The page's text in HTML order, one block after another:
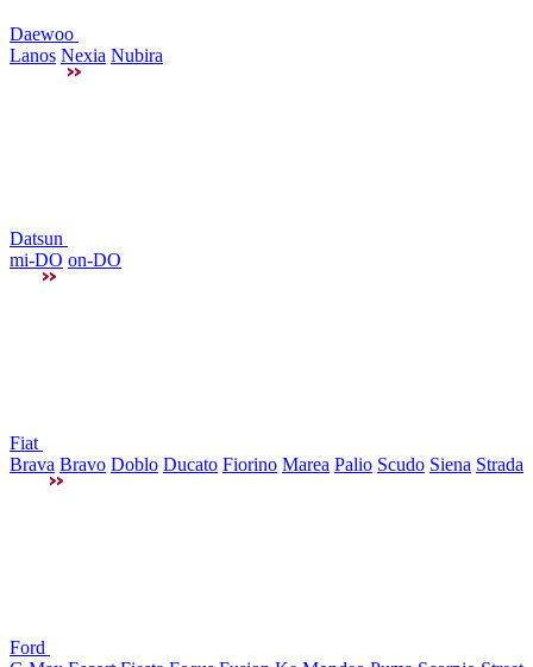
Daewoo
Lanos Nexia Nubira
Datsun
mi-DO on-DO
Fiat
Brava Bravo Doblo Ducato Fiorino Marea Palio Scudo Siena Strada
Ford